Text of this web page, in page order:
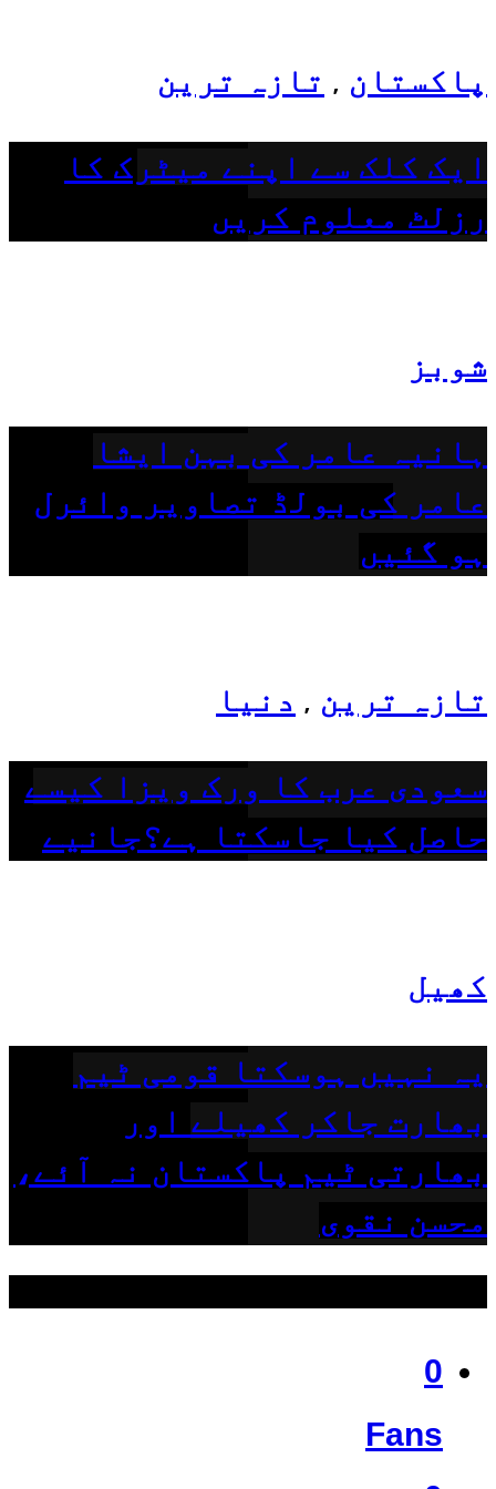
پاکستان , تازہ ترین
ایک کلک سے اپنے میٹرک کا
رزلٹ معلوم کریں
شوبز
ہانیہ عامر کی بہن ایشا
عامر کی بولڈ تصاویر وائرل
ہو گئیں
تازہ ترین , دنیا
سعودی عرب کا ورک ویزا کیسے
حاصل کیا جاسکتا ہے؟جانیے
کھیل
یہ نہیں ہوسکتا قومی ٹیم
بھارت جاکر کھیلے اور
بھارتی ٹیم پاکستان نہ آئے،
محسن نقوی
0
Fans